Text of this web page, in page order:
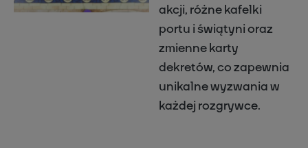
akcji, różne kafelki
portu i świątyni oraz
zmienne karty
dekretów, co zapewnia
unikalne wyzwania w
każdej rozgrywce.